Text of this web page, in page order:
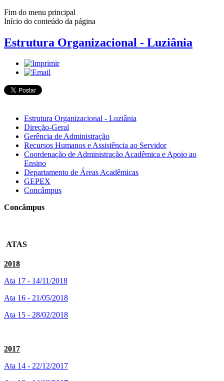
Fim do menu principal
Início do conteúdo da página
Estrutura Organizacional - Luziânia
Estrutura Organizacional - Luziânia
Direção-Geral
Gerência de Administração
Recursos Humanos e Assistência ao Servidor
Coordenação de Administração Acadêmica e Apoio ao
Ensino
Departamento de Áreas Acadêmicas
GEPEX
Concâmpus
Concâmpus
ATAS
2018
Ata 17 - 14/11/2018
Ata 16 - 21/05/2018
Ata 15 - 28/02/2018
2017
Ata 14 - 22/12/2017